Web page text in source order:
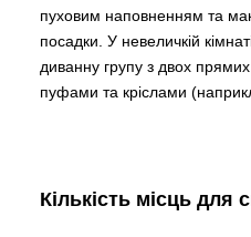
пуховим наповненням та
посадки. У невеличкій
диванну групу з двох
пуфами та кріслами
Кількість місць для